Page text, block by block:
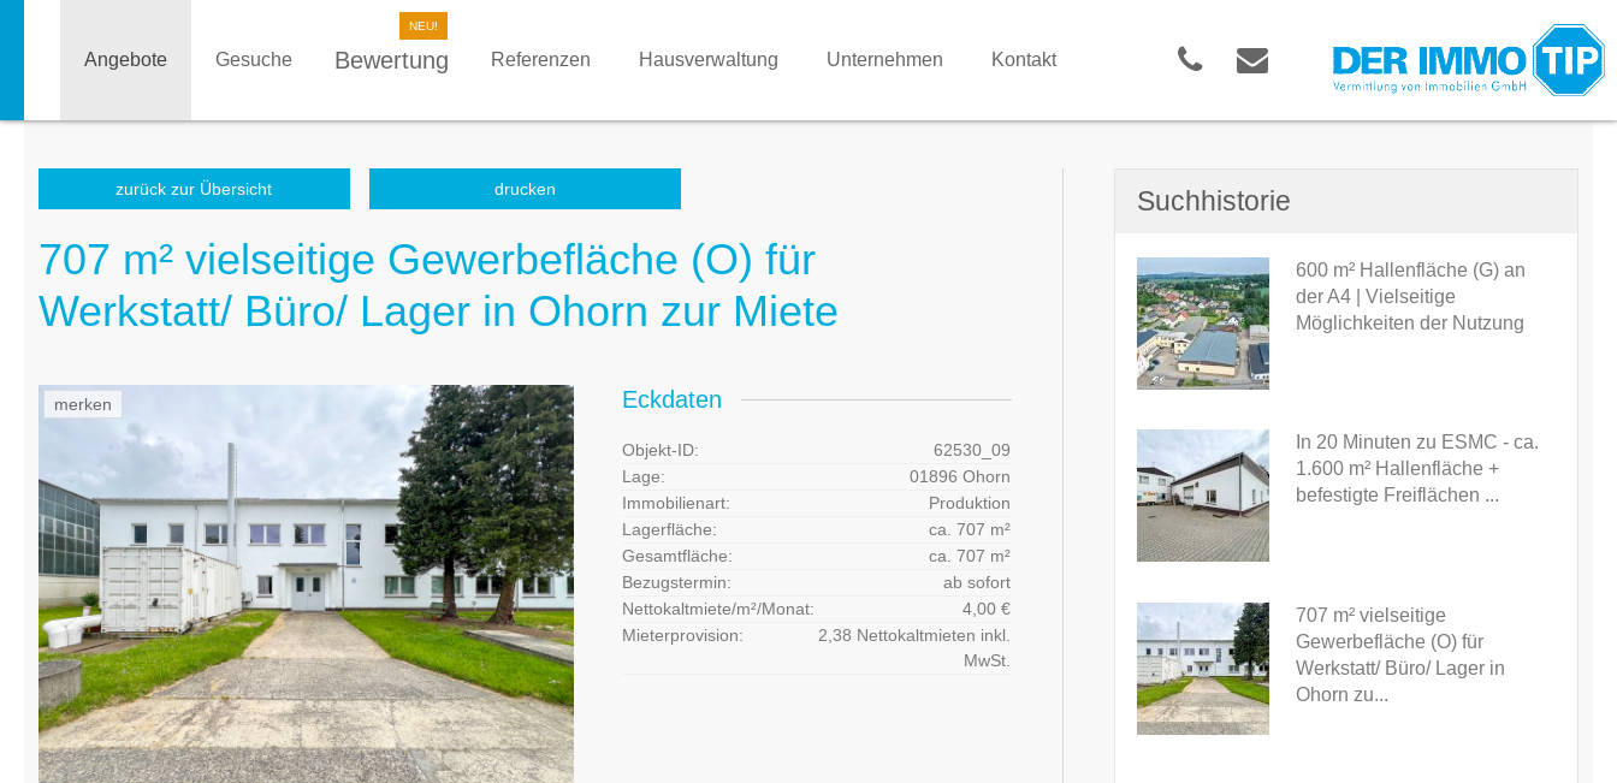
Angebote Gesuche Bewertung Referenzen Hausverwaltung Unternehmen Kontakt
zurück zur Übersicht drucken
707 m² vielseitige Gewerbefläche (O) für
Werkstatt/ Büro/ Lager in Ohorn zur Miete
merken Eckdaten
Objekt-ID:
62530_09
Lage:
01896 Ohorn
Immobilienart:
Produktion
Lagerfläche:
ca. 707 m²
Gesamtfläche:
ca. 707 m²
Bezugstermin:
ab sofort
Nettokaltmiete/m²/Monat:
4,00 €
Mieterprovision:
2,38 Nettokaltmieten inkl.
MwSt.
Suchhistorie
600 m² Hallenfläche (G) an
der A4 | Vielseitige
Möglichkeiten der Nutzung
In 20 Minuten zu ESMC - ca.
1.600 m² Hallenfläche +
befestigte Freiflächen ...
707 m² vielseitige
Gewerbefläche (O) für
Werkstatt/ Büro/ Lager in
Ohorn zu...